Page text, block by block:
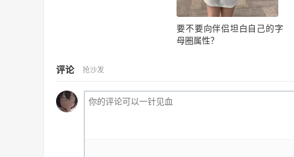
要不要向伴侣坦白自己的字
母圈属性？
评论 抢沙发